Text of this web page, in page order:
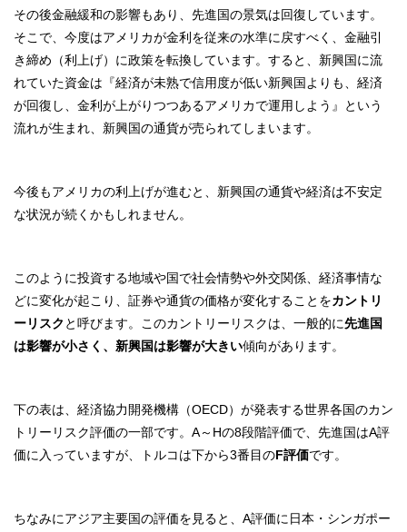
その後金融緩和の影響もあり、先進国の景気は回復しています。
そこで、今度はアメリカが金利を従来の水準に戻すべく、金融引
き締め（利上げ）に政策を転換しています。すると、新興国に流
れていた資金は『経済が未熟で信用度が低い新興国よりも、経済
が回復し、金利が上がりつつあるアメリカで運用しよう』という
流れが生まれ、新興国の通貨が売られてしまいます。
今後もアメリカの利上げが進むと、新興国の通貨や経済は不安定
な状況が続くかもしれません。
このように投資する地域や国で社会情勢や外交関係、経済事情な
どに変化が起こり、証券や通貨の価格が変化することをカントリ
ーリスク と呼びます。このカントリーリスクは、一般的に先進国
は影響が小さく、新興国は影響が大きい傾向があります。
下の表は、経済協力開発機構（OECD）が発表する世界各国のカン
トリーリスク評価の一部です。A～Hの8段階評価で、先進国はA評
価に入っていますが、トルコは下から3番目のF評価です。
ちなみにアジア主要国の評価を見ると、A評価に日本・シンガポー